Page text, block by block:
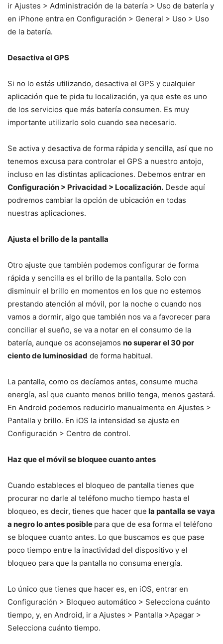
ir Ajustes > Administración de la batería > Uso de batería y
en iPhone entra en Configuración > General > Uso > Uso
de la batería.
Desactiva el GPS
Si no lo estás utilizando, desactiva el GPS y cualquier
aplicación que te pida tu localización, ya que este es uno
de los servicios que más batería consumen. Es muy
importante utilizarlo solo cuando sea necesario.
Se activa y desactiva de forma rápida y sencilla, así que no
tenemos excusa para controlar el GPS a nuestro antojo,
incluso en las distintas aplicaciones. Debemos entrar en
Configuración > Privacidad > Localización. Desde aquí
podremos cambiar la opción de ubicación en todas
nuestras aplicaciones.
Ajusta el brillo de la pantalla
Otro ajuste que también podemos configurar de forma
rápida y sencilla es el brillo de la pantalla. Solo con
disminuir el brillo en momentos en los que no estemos
prestando atención al móvil, por la noche o cuando nos
vamos a dormir, algo que también nos va a favorecer para
conciliar el sueño, se va a notar en el consumo de la
batería, aunque os aconsejamos no superar el 30 por
ciento de luminosidad de forma habitual.
La pantalla, como os decíamos antes, consume mucha
energía, así que cuanto menos brillo tenga, menos gastará.
En Android podemos reducirlo manualmente en Ajustes >
Pantalla y brillo. En iOS la intensidad se ajusta en
Configuración > Centro de control.
Haz que el móvil se bloquee cuanto antes
Cuando estableces el bloqueo de pantalla tienes que
procurar no darle al teléfono mucho tiempo hasta el
bloqueo, es decir, tienes que hacer que la pantalla se vaya
a negro lo antes posible para que de esa forma el teléfono
se bloquee cuanto antes. Lo que buscamos es que pase
poco tiempo entre la inactividad del dispositivo y el
bloqueo para que la pantalla no consuma energía.
Lo único que tienes que hacer es, en iOS, entrar en
Configuración > Bloqueo automático > Selecciona cuánto
tiempo, y, en Android, ir a Ajustes > Pantalla >Apagar >
Selecciona cuánto tiempo.